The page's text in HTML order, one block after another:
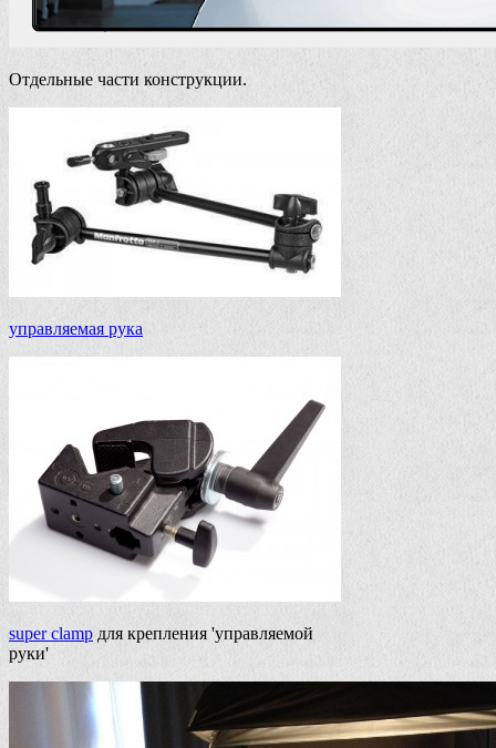
Отдельные части конструкции.
управляемая рука
super clamp для крепления 'управляемой
руки'